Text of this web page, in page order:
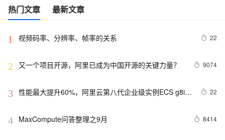
热门文章 最新文章
1 视频码率、分辨率、帧率的关系 22
2 又一个项目开源，阿里已成为中国开源的关键力量？ 9074
3 性能最大提升60%，阿里云第八代企业级实例ECS g8i正
22
4 MaxCompute问答整理之9月 8414